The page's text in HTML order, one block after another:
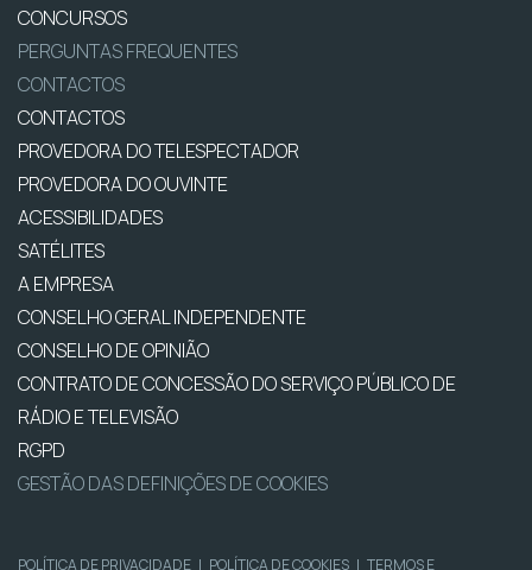
CONCURSOS
PERGUNTAS FREQUENTES
CONTACTOS
CONTACTOS
PROVEDORA DO TELESPECTADOR
PROVEDORA DO OUVINTE
ACESSIBILIDADES
SATÉLITES
A EMPRESA
CONSELHO GERAL INDEPENDENTE
CONSELHO DE OPINIÃO
CONTRATO DE CONCESSÃO DO SERVIÇO PÚBLICO DE
RÁDIO E TELEVISÃO
RGPD
GESTÃO DAS DEFINIÇÕES DE COOKIES
POLÍTICA DE PRIVACIDADE | POLÍTICA DE COOKIES | TERMOS E